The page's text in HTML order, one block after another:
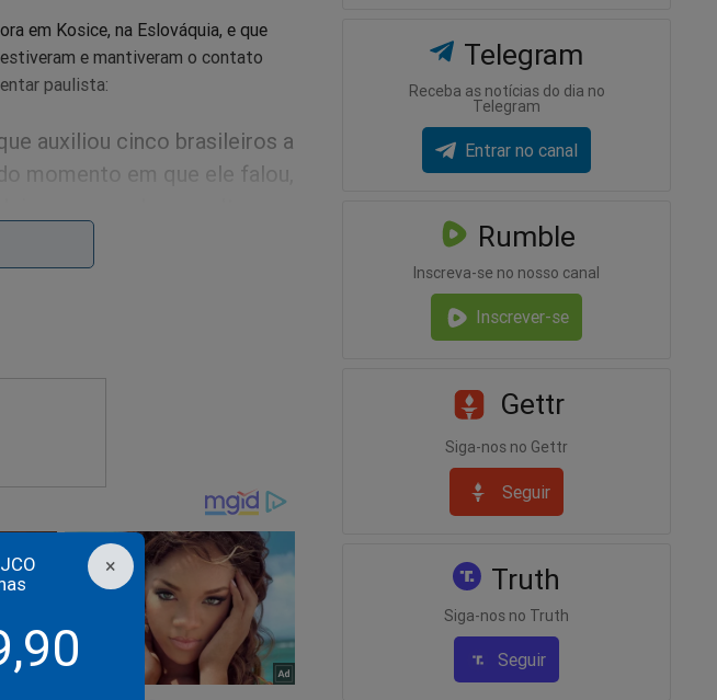
×
em Kosice, na Eslováquia, e que
e mantiveram o contato
paulista:
auxiliou cinco brasileiros a
momento em que ele falou,
pessoas. E acho importante
ou de qualquer pessoa
janta, um almoço, café.
foi no momento em que
acabou a entrevista e eles
com o interlocutor,
nas passagens dos
deram a sugestão de
isso bem claro. E foi aí.
Telegram
Receba as notícias do dia no
Telegram
Entrar no canal
Rumble
Inscreva-se no nosso canal
Inscrever-se
Gettr
Siga-nos no Gettr
Seguir
Truth
Siga-nos no Truth
Seguir